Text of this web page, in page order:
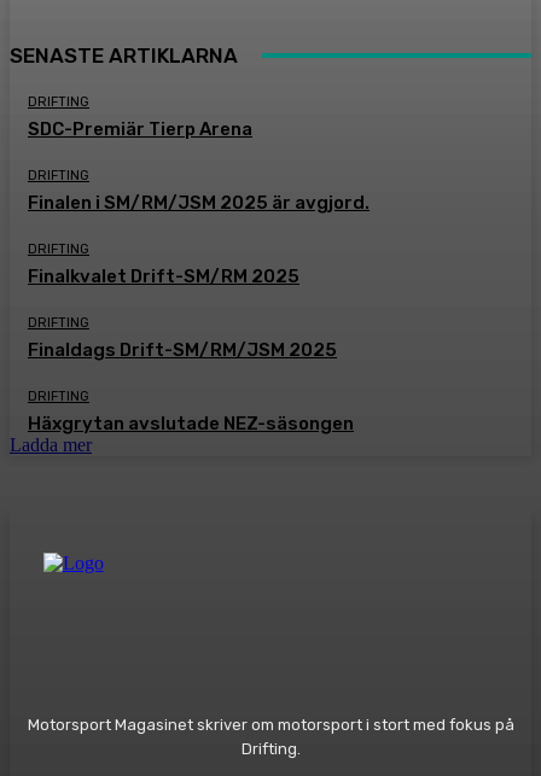
SENASTE ARTIKLARNA
DRIFTING
SDC-Premiär Tierp Arena
DRIFTING
Finalen i SM/RM/JSM 2025 är avgjord.
DRIFTING
Finalkvalet Drift-SM/RM 2025
DRIFTING
Finaldags Drift-SM/RM/JSM 2025
DRIFTING
Häxgrytan avslutade NEZ-säsongen
Ladda mer
Motorsport Magasinet skriver om motorsport i stort med fokus på
Drifting.